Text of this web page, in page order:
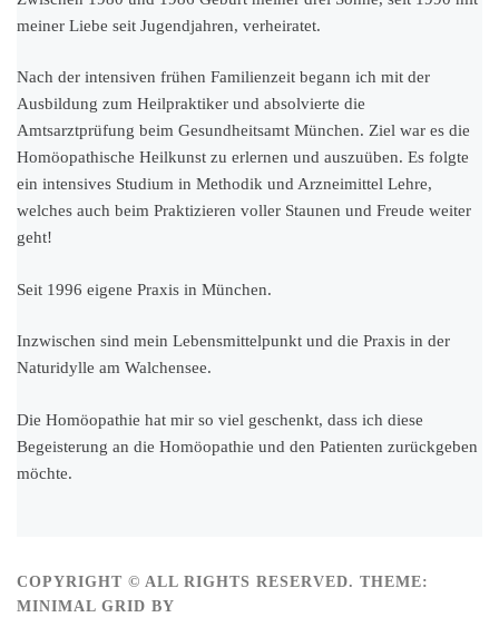
meiner Liebe seit Jugendjahren, verheiratet.
Nach der intensiven frühen Familienzeit begann ich mit der
Ausbildung zum Heilpraktiker und absolvierte die
Amtsarztprüfung beim Gesundheitsamt München. Ziel war es die
Homöopathische Heilkunst zu erlernen und auszuüben. Es folgte
ein intensives Studium in Methodik und Arzneimittel Lehre,
welches auch beim Praktizieren voller Staunen und Freude weiter
geht!
Seit 1996 eigene Praxis in München.
Inzwischen sind mein Lebensmittelpunkt und die Praxis in der
Naturidylle am Walchensee.
Die Homöopathie hat mir so viel geschenkt, dass ich diese
Begeisterung an die Homöopathie und den Patienten zurückgeben
möchte.
COPYRIGHT © ALL RIGHTS RESERVED. THEME:
MINIMAL GRID BY